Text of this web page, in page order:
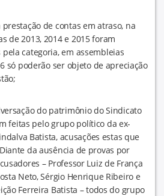
de contas em atraso, na
de 2013, 2014 e 2015 foram
categoria, em assembleias
só poderão ser objeto de apreciação
do patrimônio do Sindicato
feitas pelo grupo político da ex-
Batista, acusações estas que
da ausência de provas por
– Professor Luiz de França
Neto, Sérgio Henrique Ribeiro e
Ferreira Batista – todos do grupo